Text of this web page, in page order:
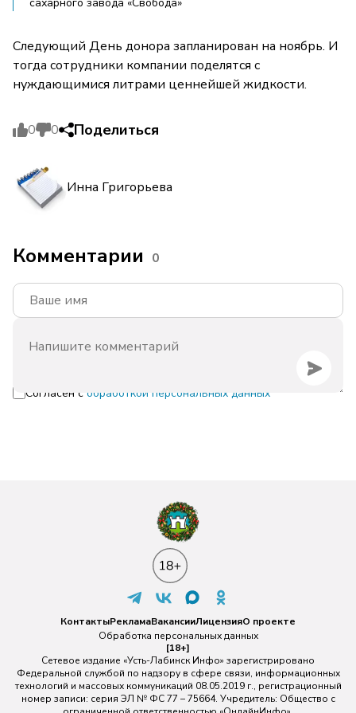
Следующий День донора запланирован на ноябрь. И
тогда сотрудники компании поделятся с
нуждающимися литрами ценнейшей жидкости.
0 0 Поделиться
Инна Григорьева
Комментарии 0
Согласен с обработкой персональных данных
КонтактыРекламаВакансииЛицензияО проекте
Обработка персональных данных
[18+]
Сетевое издание «Усть-Лабинск Инфо» зарегистрировано
Федеральной службой по надзору в сфере связи, информационных
технологий и массовых коммуникаций 08.05.2019 г., регистрационный
номер записи: серия ЭЛ № ФС 77 – 75664. Учредитель: Общество с